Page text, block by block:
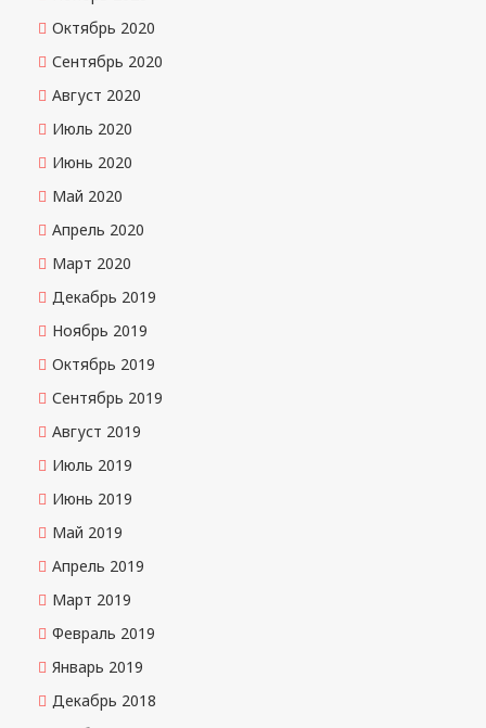
Октябрь 2020
Сентябрь 2020
Август 2020
Июль 2020
Июнь 2020
Май 2020
Апрель 2020
Март 2020
Декабрь 2019
Ноябрь 2019
Октябрь 2019
Сентябрь 2019
Август 2019
Июль 2019
Июнь 2019
Май 2019
Апрель 2019
Март 2019
Февраль 2019
Январь 2019
Декабрь 2018